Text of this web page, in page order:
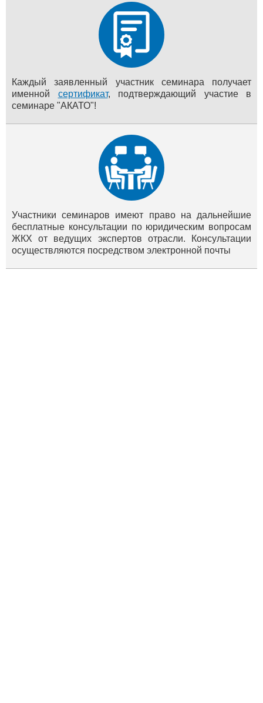
Каждый заявленный участник семинара получает
именной сертификат, подтверждающий участие в
семинаре "АКАТО"!
Участники семинаров имеют право на дальнейшие
бесплатные консультации по юридическим вопросам
ЖКХ от ведущих экспертов отрасли. Консультации
осуществляются посредством электронной почты